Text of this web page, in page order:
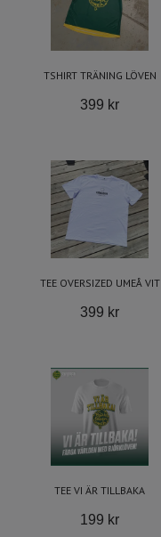
TSHIRT TRÄNING LÖVEN
399 kr
TEE OVERSIZED UMEÅ VIT
399 kr
TEE VI ÄR TILLBAKA
199 kr